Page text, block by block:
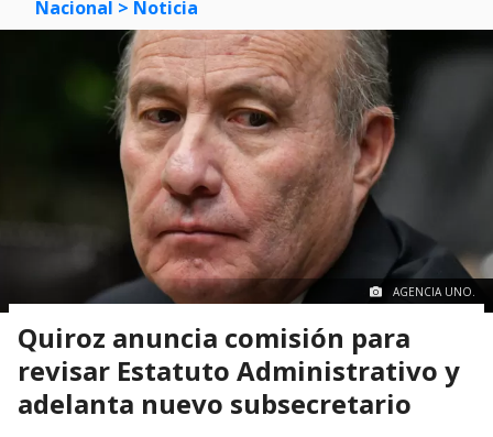
Nacional > Noticia
AGENCIA UNO.
Quiroz anuncia comisión para
revisar Estatuto Administrativo y
adelanta nuevo subsecretario